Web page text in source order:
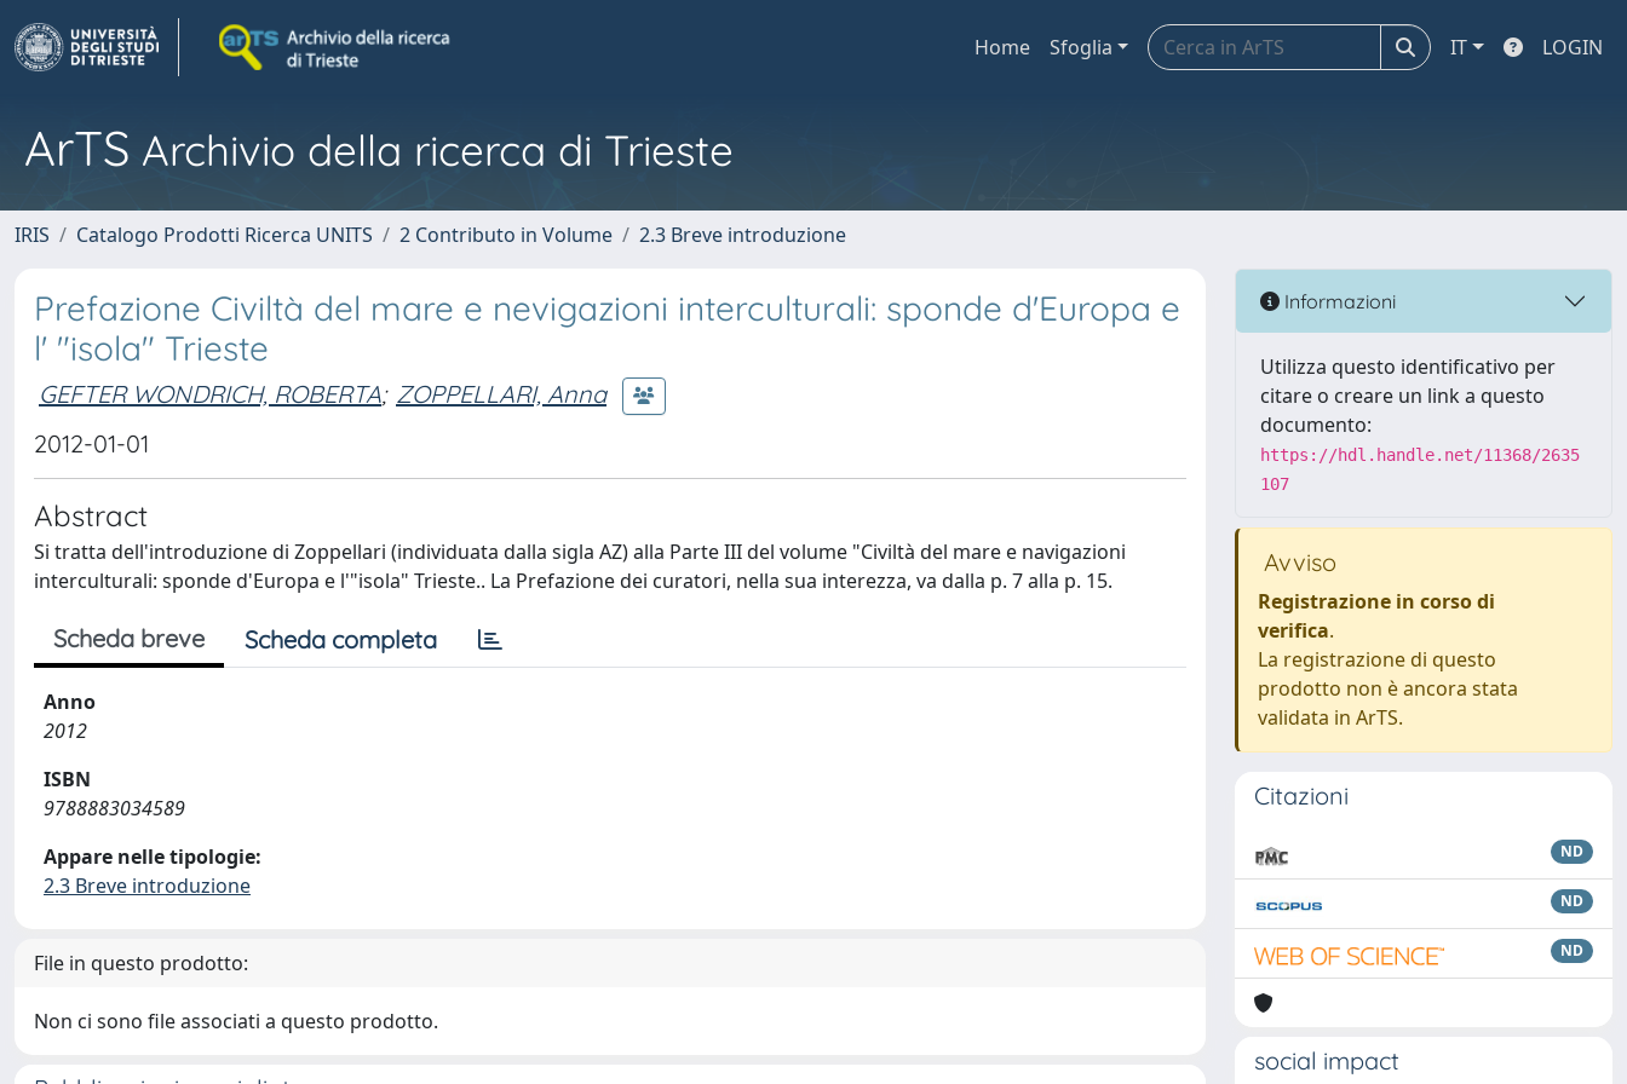
Home Sfoglia IT LOGIN
ArTS Archivio della ricerca di Trieste
IRIS Catalogo Prodotti Ricerca UNITS 2 Contributo in Volume 2.3 Breve introduzione
Prefazione Civiltà del mare e nevigazioni interculturali: sponde d'Europa e
l' "isola" Trieste
GEFTER WONDRICH, ROBERTA; ZOPPELLARI, Anna
2012-01-01
Abstract
Si tratta dell'introduzione di Zoppellari (individuata dalla sigla AZ) alla Parte III del volume "Civiltà del mare e navigazioni
interculturali: sponde d'Europa e l'"isola" Trieste.. La Prefazione dei curatori, nella sua interezza, va dalla p. 7 alla p. 15.
Scheda breve Scheda completa
Anno
2012
ISBN
9788883034589
Appare nelle tipologie:
2.3 Breve introduzione
File in questo prodotto:
Non ci sono file associati a questo prodotto.
Informazioni
Utilizza questo identificativo per
citare o creare un link a questo
documento:
https://hdl.handle.net/11368/2635
107
Avviso
Registrazione in corso di
verifica.
La registrazione di questo
prodotto non è ancora stata
validata in ArTS.
Citazioni
ND
ND
ND
social impact